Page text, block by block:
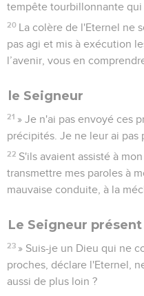
tempête tourbillonnante qui
20 La colère de l'Eternel ne
pas agi et mis à exécution
l’avenir, vous en
le Seigneur
21 » Je n'ai pas envoyé ces
précipités. Je ne leur ai pas
22 S'ils avaient assisté à
transmettre mes paroles à
mauvaise conduite, à la
Le Seigneur
23 » Suis-je un Dieu qui ne
proches, déclare l'Eternel,
aussi de plus loin ?